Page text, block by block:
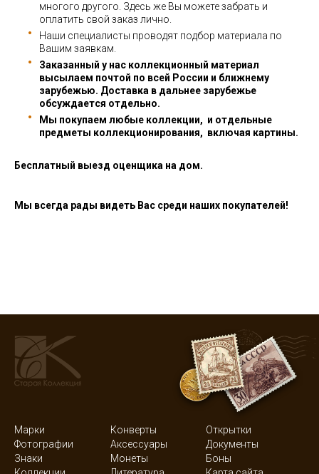
многого другого. Здесь же Вы можете забрать и
оплатить свой заказ лично.
Наши специалисты проводят подбор материала по
Вашим заявкам.
Заказанный у нас коллекционный материал
высылаем почтой по всей России и ближнему
зарубежью. Доставка в дальнее зарубежье
обсуждается отдельно.
Мы покупаем любые коллекции, и отдельные
предметы коллекционирования, включая картины.
Бесплатный выезд оценщика на дом.
Мы всегда рады видеть Вас среди наших покупателей!
Марки Конверты
Открытки
Фотографии
Аксессуары
Документы
Знаки
Монеты
Боны